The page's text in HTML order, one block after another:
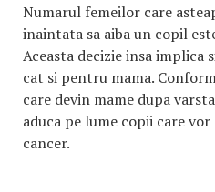
Numarul femeilor care
inaintata sa aiba un copil
Aceasta decizie insa
cat si pentru mama.
care devin mame dupa
aduca pe lume copii care
cancer.